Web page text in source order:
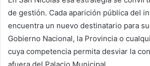
de gestión. Cada aparición pública del
encuentra un nuevo destinatario para
Gobierno Nacional, la Provincia o
cuya competencia permita desviar la